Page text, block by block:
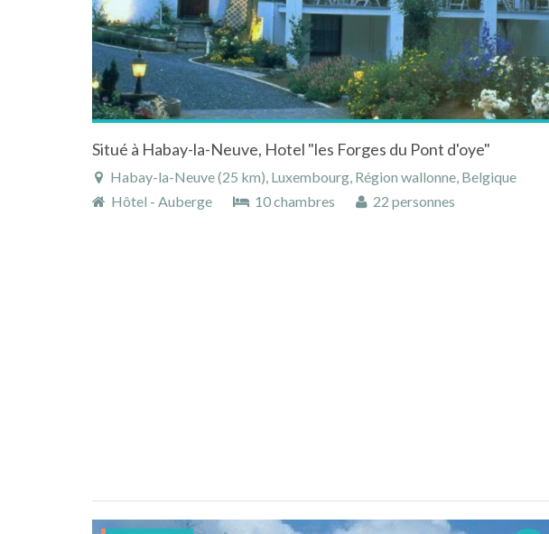
Situé à Habay-la-Neuve, Hotel "les Forges du Pont d'oye"
Habay-la-Neuve (25 km), Luxembourg, Région wallonne, Belgique
Hôtel - Auberge
10 chambres 22 personnes